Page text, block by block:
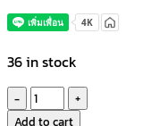
36 in stock
ขลุ่ย
โหมโรง
Add to cart